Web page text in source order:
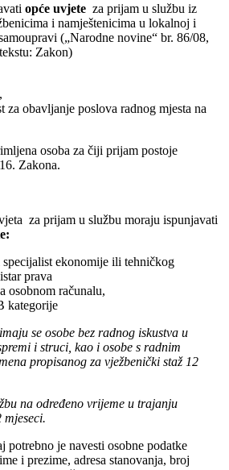
opće uvjete za prijam u službu iz
i namještenicima u lokalnoj i
(„Narodne novine“ br. 86/08,
Zakon)
za obavljanje poslova radnog mjesta na
osoba za čiji prijam postoje
Zakona.
za prijam u službu moraju ispunjavati
ekonomije ili tehničkog
prava
osobnom računalu,
kategorije
se osobe bez radnog iskustva u
i struci, kao i osobe s radnim
propisanog za vježbenički staž 12
na određeno vrijeme u trajanju
mjeseci.
potrebno je navesti osobne podatke
i prezime, adresa stanovanja, broj